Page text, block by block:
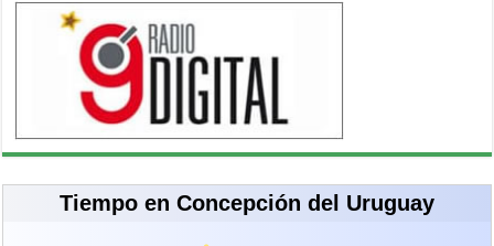
Tiempo en Concepción del Uruguay